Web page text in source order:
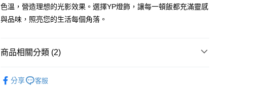
AFTEE先享後付
相關說明
便利好安心！
１．簡單：不需註冊會員、不需綁卡、不需儲值。
新竹貨運宅配
色溫，營造理想的光影效果。選擇YP燈飾，讓每一頓飯都充滿靈感
與品味，照亮您的生活每個角落。
商品相關分類 (2)
分享 客服